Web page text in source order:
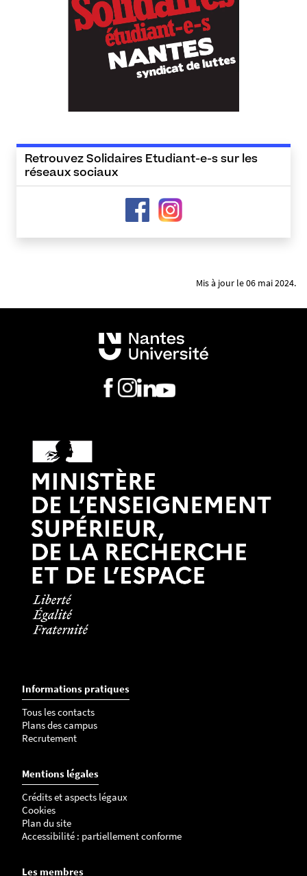
Retrouvez Solidaires Etudiant-e-s sur les
réseaux sociaux
Mis à jour le 06 mai 2024.
Informations pratiques
Tous les contacts
Plans des campus
Recrutement
Mentions légales
Crédits et aspects légaux
Cookies
Plan du site
Accessibilité : partiellement conforme
Les membres